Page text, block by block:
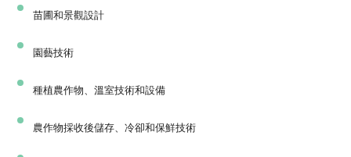
苗圃和景觀設計
園藝技術
種植農作物、溫室技術和設備
農作物採收後儲存、冷卻和保鮮技術